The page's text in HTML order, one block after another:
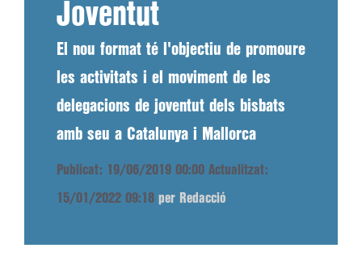
Joventut
El nou format té l'objectiu de promoure
les activitats i el moviment de les
delegacions de joventut dels bisbats
amb seu a Catalunya i Mallorca
Publicat: 19/06/2019 00:00 Actualitzat:
15/01/2022 09:18 per Redacció